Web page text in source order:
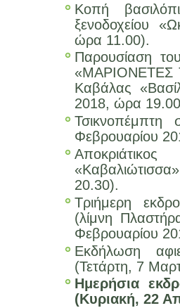
Κοπή
ξενοδοχείου
ώρα 11.00).
Παρουσίαση
«ΜΑΡΙΟΝΕΤΕΣ
Καβάλας
2018, ώρα
Φεβρουαρίου
20.30).
Τριήμερη
(λίμνη
Φεβρουαρίου
Εκδήλωση
(Τετάρτη, 7
Ημερήσια
(Κυριακή, 22